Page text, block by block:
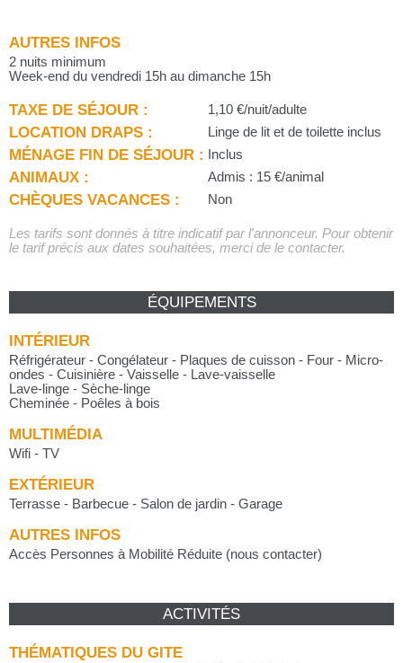
AUTRES INFOS
2 nuits minimum
Week-end du vendredi 15h au dimanche 15h
TAXE DE SÉJOUR : 1,10 €/nuit/adulte
LOCATION DRAPS : Linge de lit et de toilette inclus
MÉNAGE FIN DE SÉJOUR : Inclus
ANIMAUX : Admis : 15 €/animal
CHÈQUES VACANCES : Non
Les tarifs sont donnés à titre indicatif par l'annonceur. Pour obtenir
le tarif précis aux dates souhaitées, merci de le contacter.
ÉQUIPEMENTS
INTÉRIEUR
Réfrigérateur - Congélateur - Plaques de cuisson - Four - Micro-
ondes - Cuisinière - Vaisselle - Lave-vaisselle
Lave-linge - Sèche-linge
Cheminée - Poêles à bois
MULTIMÉDIA
Wifi - TV
EXTÉRIEUR
Terrasse - Barbecue - Salon de jardin - Garage
AUTRES INFOS
Accès Personnes à Mobilité Réduite (nous contacter)
ACTIVITÉS
THÉMATIQUES DU GITE